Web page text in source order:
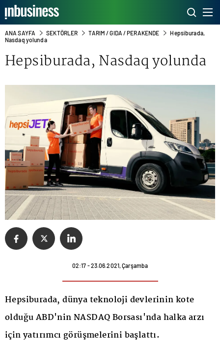
ANA SAYFA SEKTÖRLER TARIM / GIDA / PERAKENDE
Hepsiburada,
Nasdaq yolunda
Hepsiburada, Nasdaq yolunda
02:17 - 23.06.2021, Çarşamba
Hepsiburada, dünya teknoloji devlerinin kote
olduğu ABD'nin NASDAQ Borsası'nda halka arzı
için yatırımcı görüşmelerini başlattı.